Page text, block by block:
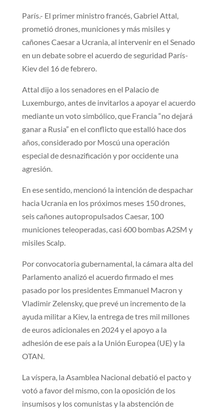
París.- El primer ministro francés, Gabriel Attal,
prometió drones, municiones y más misiles y
cañones Caesar a Ucrania, al intervenir en el Senado
en un debate sobre el acuerdo de seguridad París-
Kiev del 16 de febrero.
Attal dijo a los senadores en el Palacio de
Luxemburgo, antes de invitarlos a apoyar el acuerdo
mediante un voto simbólico, que Francia “no dejará
ganar a Rusia” en el conflicto que estalló hace dos
años, considerado por Moscú una operación
especial de desnazificación y por occidente una
agresión.
En ese sentido, mencionó la intención de despachar
hacia Ucrania en los próximos meses 150 drones,
seis cañones autopropulsados Caesar, 100
municiones teleoperadas, casi 600 bombas A2SM y
misiles Scalp.
Por convocatoria gubernamental, la cámara alta del
Parlamento analizó el acuerdo firmado el mes
pasado por los presidentes Emmanuel Macron y
Vladimir Zelensky, que prevé un incremento de la
ayuda militar a Kiev, la entrega de tres mil millones
de euros adicionales en 2024 y el apoyo a la
adhesión de ese país a la Unión Europea (UE) y la
OTAN.
La víspera, la Asamblea Nacional debatió el pacto y
votó a favor del mismo, con la oposición de los
insumisos y los comunistas y la abstención de